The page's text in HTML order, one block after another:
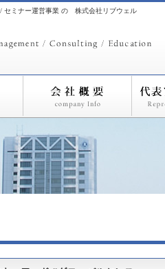
セミナー運営事業 の 株式会社リブウェル